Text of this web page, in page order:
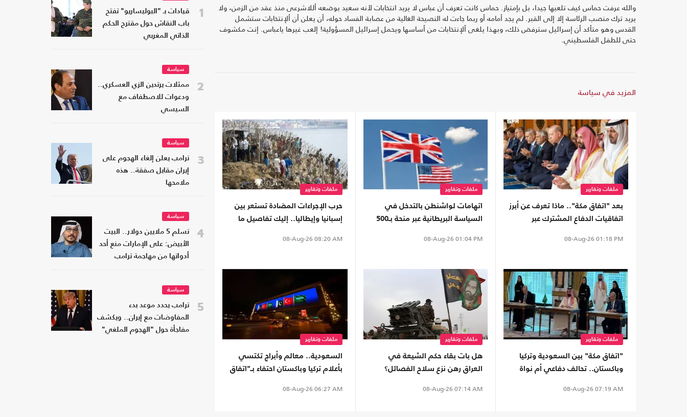
والله عرفت حماس كيف تلعبها جيدا، بل بإمتياز. حماس كانت تعرف أن عباس لا يريد انتخابات لأنه سعيد بوضعه أللاشرعى منذ عقد من الزمن، ولا
يريد ترك منصب الرئاسة إلا إلى القبر. لم يجد أمامه أو ربما جاءت له النصيحة الغالية من عصابة الفساد حوله، أن يعلن أن ألإنتخابات ستشمل
القدس وهو متأكد أن إسرائيل سترفض ذلك، وبهذا يلغى ألإنتخابات من أساسها ويحمل إسرائيل المسؤولية! إلعب غيرها ياعباس. إنت مكشوف
حتى للطفل الفلسطيني.
المزيد في سياسة
ملفات وتقارير
بعد "اتفاق مكة".. ماذا تعرف عن أبرز
اتفاقيات الدفاع المشترك عبر
08-Aug-26 01:18 PM
ملفات وتقارير
اتهامات لواشنطن بالتدخل في
السياسة البريطانية عبر منحة بـ500
08-Aug-26 01:04 PM
ملفات وتقارير
حرب الإجراءات المضادة تستعر بين
إسبانيا وإيطاليا.. إليك تفاصيل ما
08-Aug-26 08:20 AM
ملفات وتقارير
"اتفاق مكة" بين السعودية وتركيا
وباكستان.. تحالف دفاعي أم نواة
08-Aug-26 07:19 AM
ملفات وتقارير
هل بات بقاء حكم الشيعة في
العراق رهن نزع سلاح الفصائل؟
08-Aug-26 07:14 AM
ملفات وتقارير
السعودية.. معالم وأبراج تكتسي
بأعلام تركيا وباكستان احتفاء بـ"اتفاق
08-Aug-26 06:27 AM
1
قيادات بـ "البوليساريو" تفتح
باب النقاش حول مقترح الحكم
الذاتي المغربي
2
سياسة
ممثلات يرتدين الزي العسكري..
ودعوات للاصطفاف مع
السيسي
3
سياسة
ترامب يعلن إلغاء الهجوم على
إيران مقابل صفقة.. هذه
ملامحها
4
سياسة
تسلم 5 ملايين دولار.. البيت
الأبيض: على الإمارات منع أحد
أدواتها من مهاجمة ترامب
5
سياسة
ترامب يحدد موعد بدء
المفاوضات مع إيران.. ويكشف
مفاجأة حول "الهجوم الملغي"